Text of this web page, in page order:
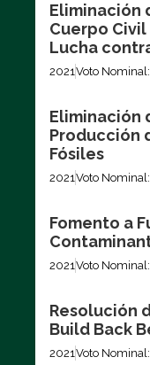
Eliminación
Cuerpo
Lucha
2021Voto
Eliminación
Producción
Fósiles
2021Voto
Fomento a
2021Voto
Resolución
Build Back
2021Voto